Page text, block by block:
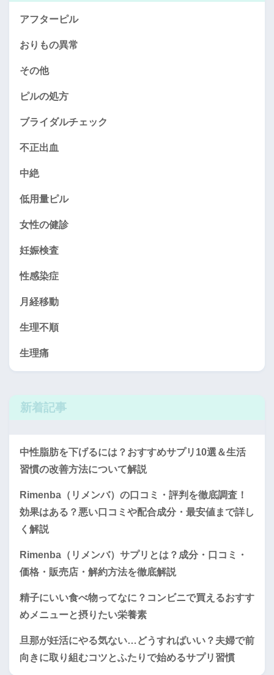
アフターピル
おりもの異常
その他
ピルの処方
ブライダルチェック
不正出血
中絶
低用量ピル
女性の健診
妊娠検査
性感染症
月経移動
生理不順
生理痛
新着記事
中性脂肪を下げるには？おすすめサプリ10選＆生活
習慣の改善方法について解説
Rimenba（リメンバ）の口コミ・評判を徹底調査！
効果はある？悪い口コミや配合成分・最安値まで詳し
く解説
Rimenba（リメンバ）サプリとは？成分・口コミ・
価格・販売店・解約方法を徹底解説
精子にいい食べ物ってなに？コンビニで買えるおすす
めメニューと摂りたい栄養素
旦那が妊活にやる気ない…どうすればいい？夫婦で前
向きに取り組むコツとふたりで始めるサプリ習慣